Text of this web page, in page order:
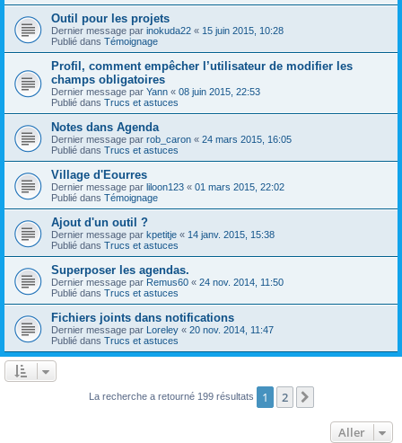
Outil pour les projets
Dernier message par inokuda22 « 15 juin 2015, 10:28
Publié dans Témoignage
Profil, comment empêcher l’utilisateur de modifier les
champs obligatoires
Dernier message par Yann « 08 juin 2015, 22:53
Publié dans Trucs et astuces
Notes dans Agenda
Dernier message par rob_caron « 24 mars 2015, 16:05
Publié dans Trucs et astuces
Village d'Eourres
Dernier message par liloon123 « 01 mars 2015, 22:02
Publié dans Témoignage
Ajout d'un outil ?
Dernier message par kpetitje « 14 janv. 2015, 15:38
Publié dans Trucs et astuces
Superposer les agendas.
Dernier message par Remus60 « 24 nov. 2014, 11:50
Publié dans Trucs et astuces
Fichiers joints dans notifications
Dernier message par Loreley « 20 nov. 2014, 11:47
Publié dans Trucs et astuces
La recherche a retourné 199 résultats 1 2
Aller